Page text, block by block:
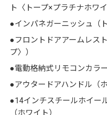
ト〈トープ×プラチナホワイ
●インパネガーニッシュ（
●フロントドアアームレス
プ〉）
●電動格納式リモコンカラ
●アウタードアハンドル（ホ
●14インチスチールホイー
（ホワイト）